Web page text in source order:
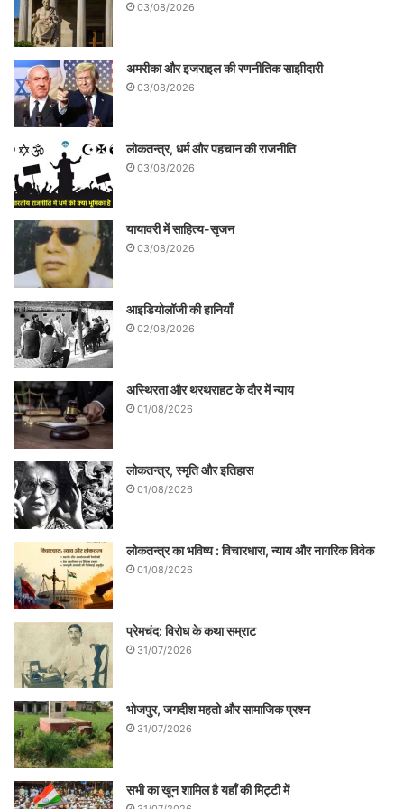
03/08/2026
अमरीका और इजराइल की रणनीतिक साझीदारी
03/08/2026
लोकतन्त्र, धर्म और पहचान की राजनीति
03/08/2026
यायावरी में साहित्य-सृजन
03/08/2026
आइडियोलॉजी की हानियाँ
02/08/2026
अस्थिरता और थरथराहट के दौर में न्याय
01/08/2026
लोकतन्त्र, स्मृति और इतिहास
01/08/2026
लोकतन्त्र का भविष्य : विचारधारा, न्याय और नागरिक विवेक
01/08/2026
प्रेमचंद: विरोध के कथा सम्राट
31/07/2026
भोजपुर, जगदीश महतो और सामाजिक प्रश्न
31/07/2026
सभी का खून शामिल है यहाँ की मिट्टी में